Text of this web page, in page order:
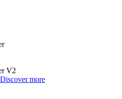
V2
Discover more